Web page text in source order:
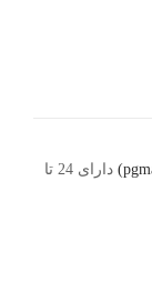
دارای 24 تا